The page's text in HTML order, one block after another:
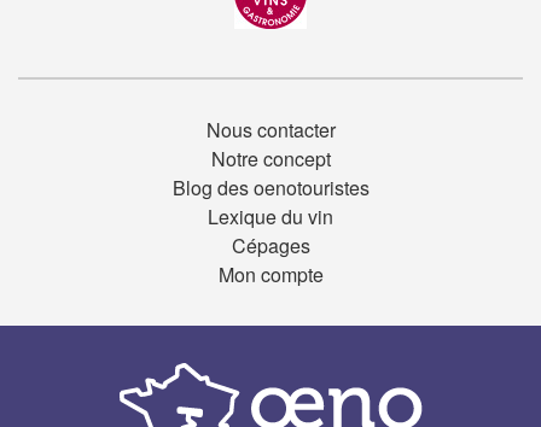
Nous contacter
Notre concept
Blog des oenotouristes
Lexique du vin
Cépages
Mon compte